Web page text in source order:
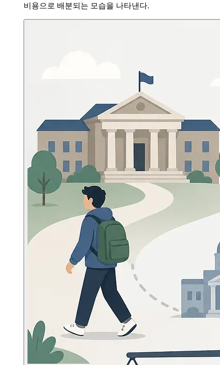
비용으로 배분되는 모습을 나타낸다.